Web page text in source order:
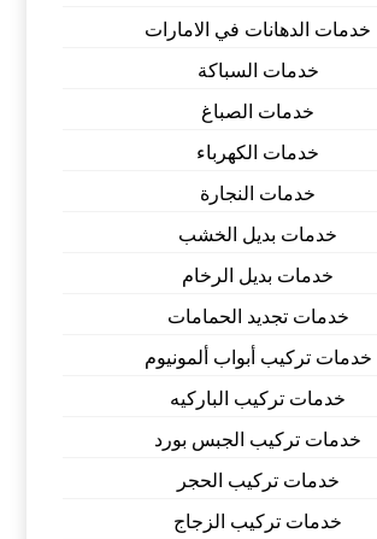
خدمات الدهانات في الامارات
خدمات السباكة
خدمات الصباغ
خدمات الكهرباء
خدمات النجارة
خدمات بديل الخشب
خدمات بديل الرخام
خدمات تجديد الحمامات
خدمات تركيب أبواب ألمونيوم
خدمات تركيب الباركيه
خدمات تركيب الجبس بورد
خدمات تركيب الحجر
خدمات تركيب الزجاج